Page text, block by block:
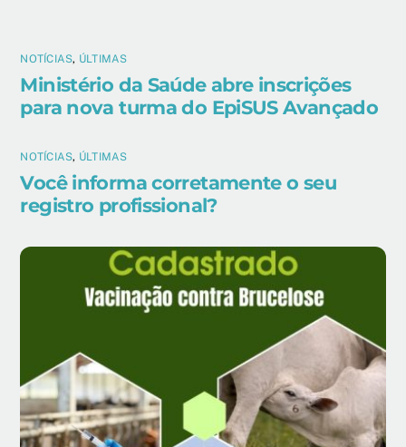
NOTÍCIAS, ÚLTIMAS
Ministério da Saúde abre inscrições
para nova turma do EpiSUS Avançado
NOTÍCIAS, ÚLTIMAS
Você informa corretamente o seu
registro profissional?